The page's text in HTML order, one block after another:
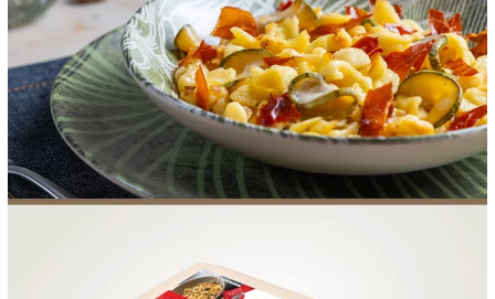
FOOD SERVICE EMPRESA AGENDA DE CURSOS
SAC